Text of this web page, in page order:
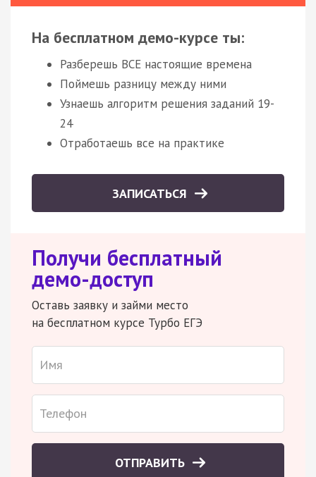
На бесплатном демо-курсе ты:
Разберешь ВСЕ настоящие времена
Поймешь разницу между ними
Узнаешь алгоритм решения заданий 19-
24
Отработаешь все на практике
ЗАПИСАТЬСЯ
Получи бесплатный
демо-доступ
Оставь заявку и займи место
на бесплатном курсе Турбо ЕГЭ
ОТПРАВИТЬ